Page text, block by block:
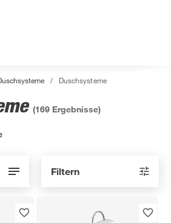
/ Duschsysteme
(169 Ergebnisse)
Filtern